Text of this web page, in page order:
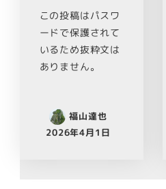
この投稿はパスワ
ードで保護されて
いるため抜粋文は
ありません。
福山達也
2026年4月1日